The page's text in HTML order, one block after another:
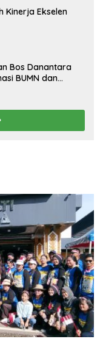
Kinerja Ekselen
Bos Danantara
BUMN dan